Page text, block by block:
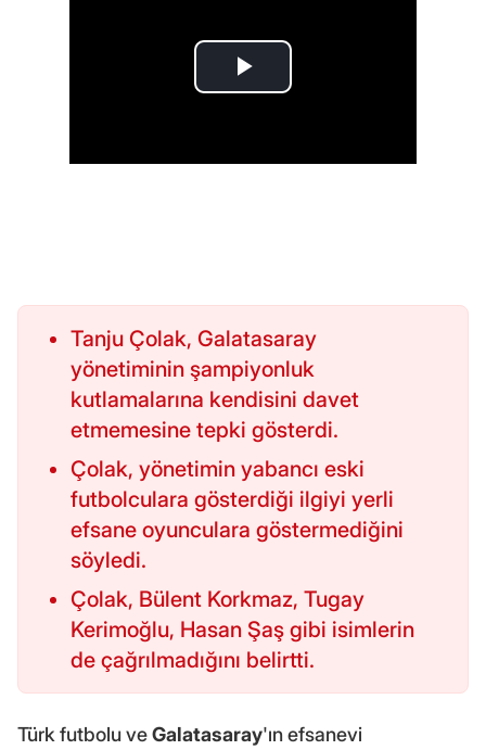
Tanju Çolak, Galatasaray
yönetiminin şampiyonluk
kutlamalarına kendisini davet
etmemesine tepki gösterdi.
Çolak, yönetimin yabancı eski
futbolculara gösterdiği ilgiyi yerli
efsane oyunculara göstermediğini
söyledi.
Çolak, Bülent Korkmaz, Tugay
Kerimoğlu, Hasan Şaş gibi isimlerin
de çağrılmadığını belirtti.
Türk futbolu veGalatasaray'ın efsanevi